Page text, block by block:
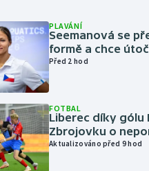
PLAVÁNÍ
Seemanová se
formě a chce
Před 2 hod
FOTBAL
Liberec díky gólu
Zbrojovku o
Aktualizováno před 9 hod